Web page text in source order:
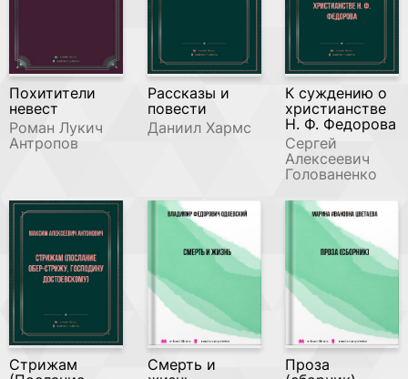
Похитители
невест
Роман Лукич
Антропов
Рассказы и
повести
Даниил Хармс
К суждению о
христианстве
Н. Ф. Федорова
Сергей
Алексеевич
Голованенко
Стрижам
Смерть и
Проза